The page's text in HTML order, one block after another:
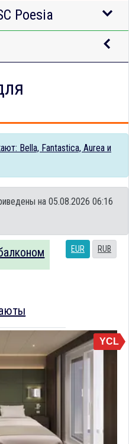
Poesia
Bella, Fantastica, Aurea и
на 05.08.2026 06:16
EUR RUB
YCL